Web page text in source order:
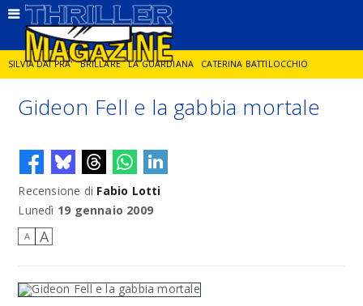
SILVIA DAI PRA' BRILLARE LA GUARDIANA CATERINA BATTILOCCHIO
JORGE DIAZ LA SPIA DELITTO IN CORNICE GIANCARLO DE CATALDO
DIEGO ZANDEL GLI ANNI DI PIETRA
Gideon Fell e la gabbia mortale
Recensione di Fabio Lotti
Lunedì 19 gennaio 2009
A A